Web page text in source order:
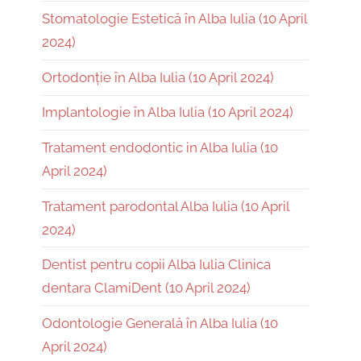
Stomatologie Estetică în Alba Iulia (10 April
2024)
Ortodonție în Alba Iulia (10 April 2024)
Implantologie în Alba Iulia (10 April 2024)
Tratament endodontic in Alba Iulia (10
April 2024)
Tratament parodontal Alba Iulia (10 April
2024)
Dentist pentru copii Alba Iulia Clinica
dentara ClamiDent (10 April 2024)
Odontologie Generală în Alba Iulia (10
April 2024)